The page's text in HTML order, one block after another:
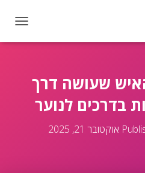
O
שעושה דרך
בדרכים לנוער
אוקטובר 21, 2025